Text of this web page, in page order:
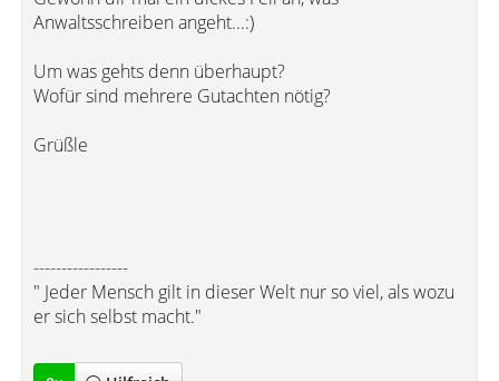
Anwaltsschreiben angeht...:)
Um was gehts denn überhaupt?
Wofür sind mehrere Gutachten nötig?
Grüßle
-----------------
" Jeder Mensch gilt in dieser Welt nur so viel, als wozu
er sich selbst macht."